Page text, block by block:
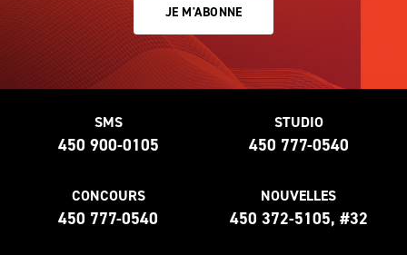
JE M'ABONNE
SMS
450 900-0105
STUDIO
450 777-0540
CONCOURS
450 777-0540
NOUVELLES
450 372-5105, #32